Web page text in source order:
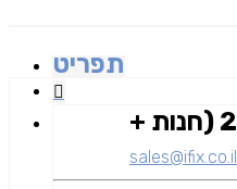
תפריט
09-7739940 שלוחה 2 (חנות +
sales@ifix.co.il